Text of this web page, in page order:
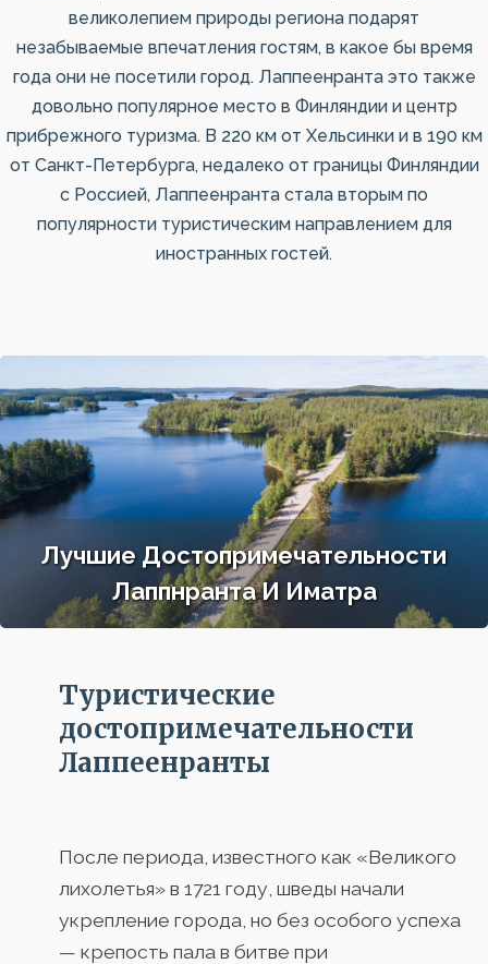
великолепием природы региона подарят
незабываемые впечатления гостям, в какое бы время
года они не посетили город. Лаппеенранта это также
довольно популярное место в Финляндии и центр
прибрежного туризма. В 220 км от Хельсинки и в 190 км
от Санкт-Петербурга, недалеко от границы Финляндии
с Россией, Лаппеенранта стала вторым по
популярности туристическим направлением для
иностранных гостей.
Лучшие Достопримечательности
Лаппнранта И Иматра
Туристические
достопримечательности
Лаппеенранты
После периода, известного как «Великого
лихолетья» в 1721 году, шведы начали
укрепление города, но без особого успеха
— крепость пала в битве при